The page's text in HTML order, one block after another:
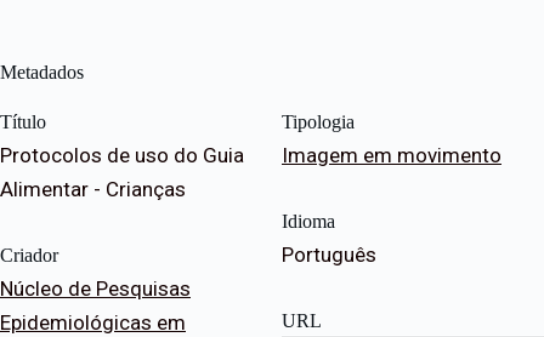
Metadados
Título
Protocolos de uso do Guia
Alimentar - Crianças
Criador
Núcleo de Pesquisas
Epidemiológicas em
Tipologia
Imagem em movimento
Idioma
Português
URL